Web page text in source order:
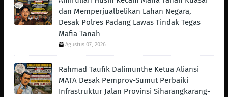
dan Memperjualbelikan Lahan Negara,
Desak Polres Padang Lawas Tindak Tegas
Mafia Tanah
Agustus 07, 2026
Rahmad Taufik Dalimunthe Ketua Aliansi
MATA Desak Pemprov-Sumut Perbaiki
Infrastruktur Jalan Provinsi Siharangkarang-